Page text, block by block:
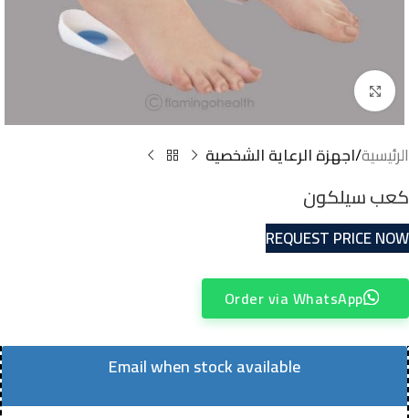
Click to enlarge
الرئيسية اجهزة الرعاية الشخصية
كعب سيلكون
REQUEST PRICE NOW
Order via WhatsApp
Email when stock available